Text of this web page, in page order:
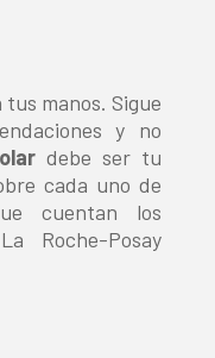
manos. Sigue
y no
debe ser tu
cada uno de
cuentan los
Roche-Posay